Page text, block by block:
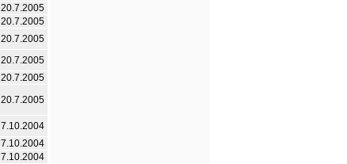
20.7.2005
20.7.2005
20.7.2005
20.7.2005
20.7.2005
20.7.2005
7.10.2004
7.10.2004
7.10.2004